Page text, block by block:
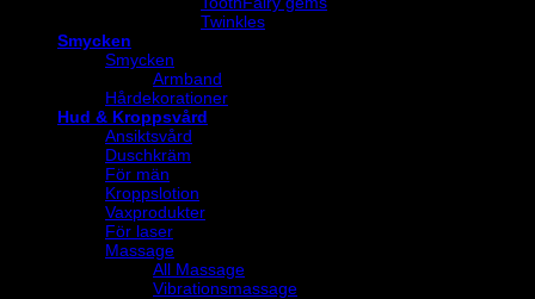
Twinkles
Smycken
Smycken
Armband
Hårdekorationer
Hud & Kroppsvård
Ansiktsvård
Duschkräm
För män
Kroppslotion
Vaxprodukter
För laser
Massage
All Massage
Vibrationsmassage